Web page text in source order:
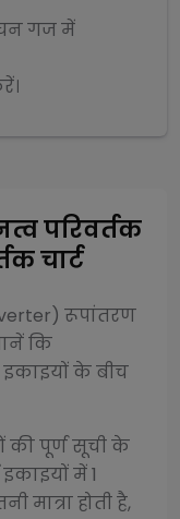
घन गजमें
परिवर्तक
चार्ट
रूपांतरण
कि
इकाइयों के बीच
की पूर्ण सूची के
में 1
मात्रा होती है,